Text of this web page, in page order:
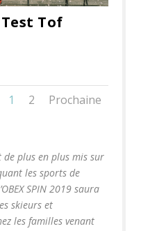
Test Tof
1 2 Prochaine
de plus en plus mis sur
les sports de
SPIN 2019 saura
skieurs et
les familles venant